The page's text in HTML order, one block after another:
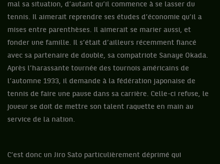
mal sa situation, d’autant qu’il commence à se lasser du
tennis. Il aimerait reprendre ses études d’économie qu’il a
mises entre parenthèses. Il aimerait se marier aussi, et
fonder une famille. Il s’était d’ailleurs récemment fiancé
avec sa partenaire de double, sa compatriote Sanaye Okada.
Après l’harassante tournée des tournois américains de
l’automne 1933, il demande à la fédération japonaise de
tennis de faire une pause dans sa carrière. Celle-ci refuse, le
joueur se doit de mettre son talent raquette en main au
service de la nation.
C’est donc un Jiro Sato particulièrement déprimé qui